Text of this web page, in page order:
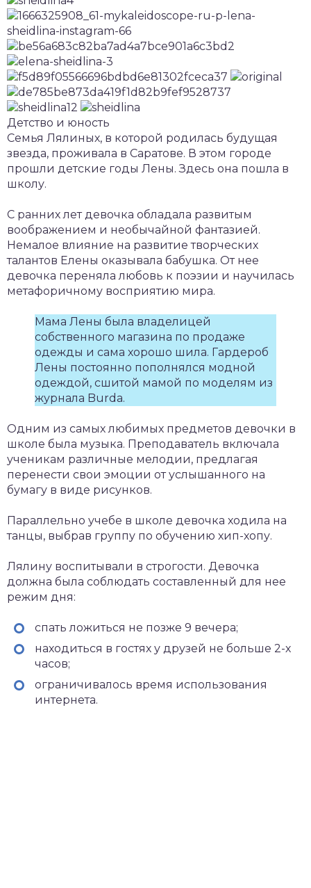
Детство и юность
Семья Лялиных, в которой родилась будущая
звезда, проживала в Саратове. В этом городе
прошли детские годы Лены. Здесь она пошла в
школу.
С ранних лет девочка обладала развитым
воображением и необычайной фантазией.
Немалое влияние на развитие творческих
талантов Елены оказывала бабушка. От нее
девочка переняла любовь к поэзии и научилась
метафоричному восприятию мира.
Мама Лены была владелицей
собственного магазина по продаже
одежды и сама хорошо шила. Гардероб
Лены постоянно пополнялся модной
одеждой, сшитой мамой по моделям из
журнала Burda.
Одним из самых любимых предметов девочки в
школе была музыка. Преподаватель включала
ученикам различные мелодии, предлагая
перенести свои эмоции от услышанного на
бумагу в виде рисунков.
Параллельно учебе в школе девочка ходила на
танцы, выбрав группу по обучению хип-хопу.
Лялину воспитывали в строгости. Девочка
должна была соблюдать составленный для нее
режим дня:
спать ложиться не позже 9 вечера;
находиться в гостях у друзей не больше 2-х
часов;
ограничивалось время использования
интернета.